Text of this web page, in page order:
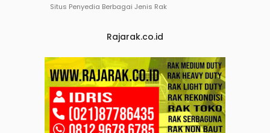
Situs Penyedia Berbagai Jenis Rak
Rajarak.co.id